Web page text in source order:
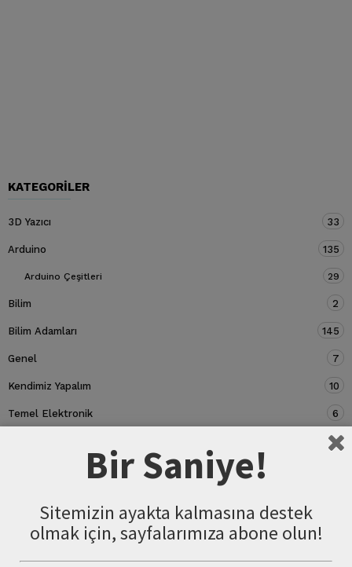
KATEGORILER
3D Yazıcı 33
Arduino 135
Arduino Çeşitleri 29
Bilim 2
Bilim Adamları 145
Genel 7
Kendimiz Yapalım 10
Temel Elektronik 6
5
Bir Saniye!
Sitemizin ayakta kalmasına destek
olmak için, sayfalarımıza abone olun!